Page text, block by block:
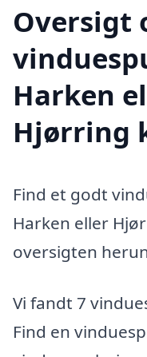
Oversigt
Harken
Hjørring
Find et godt
Harken eller
oversigten
Vi fandt 7
Find en